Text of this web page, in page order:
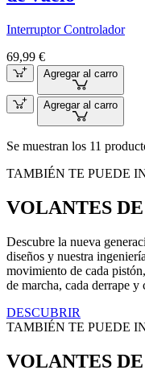
Interruptor Controlador
69,99 €
Agregar al carro
Agregar al carro
Se muestran los 11
TAMBIÉN TE PUEDE
VOLANTES
Descubre la nueva
diseños y nuestra
movimiento de cada
de marcha, cada derrape y
DESCUBRIR
TAMBIÉN TE PUEDE
VOLANTES